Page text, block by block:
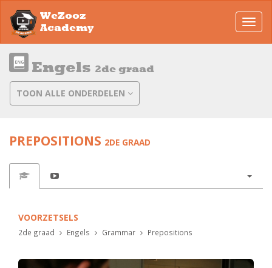
WeZooz
Academy
Engels 2de graad
TOON ALLE ONDERDELEN
PREPOSITIONS 2DE GRAAD
VOORZETSELS
2de graad Engels Grammar Prepositions